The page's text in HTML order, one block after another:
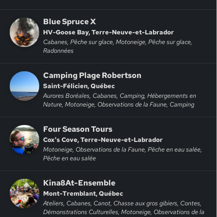
Blue Spruce X
HV-Goose Bay, Terre-Neuve-et-Labrador
Cabanes, Pêche sur glace, Motoneige, Pêche sur glace,
Radonnées
Camping Plage Robertson
Saint-Félicien, Québec
Aurores Boréales, Cabanes, Camping, Hébergements en
Nature, Motoneige, Observations de la Faune, Camping
Four Season Tours
Cox's Cove, Terre-Neuve-et-Labrador
Motoneige, Observations de la Faune, Pêche en eau salée,
Pêche en eau salée
Kina8At-Ensemble
Mont-Tremblant, Québec
Ateliers, Cabanes, Canot, Chasse aux gros gibiers, Contes,
Démonstrations Culturelles, Motoneige, Observations de la